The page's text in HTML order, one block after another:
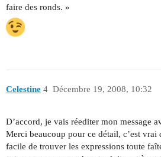
faire des ronds. »
Celestine Décembre 19, 2008, 10:32
4
D’accord, je vais réediter mon message
Merci beaucoup pour ce détail, c’est vrai
facile de trouver les expressions toute